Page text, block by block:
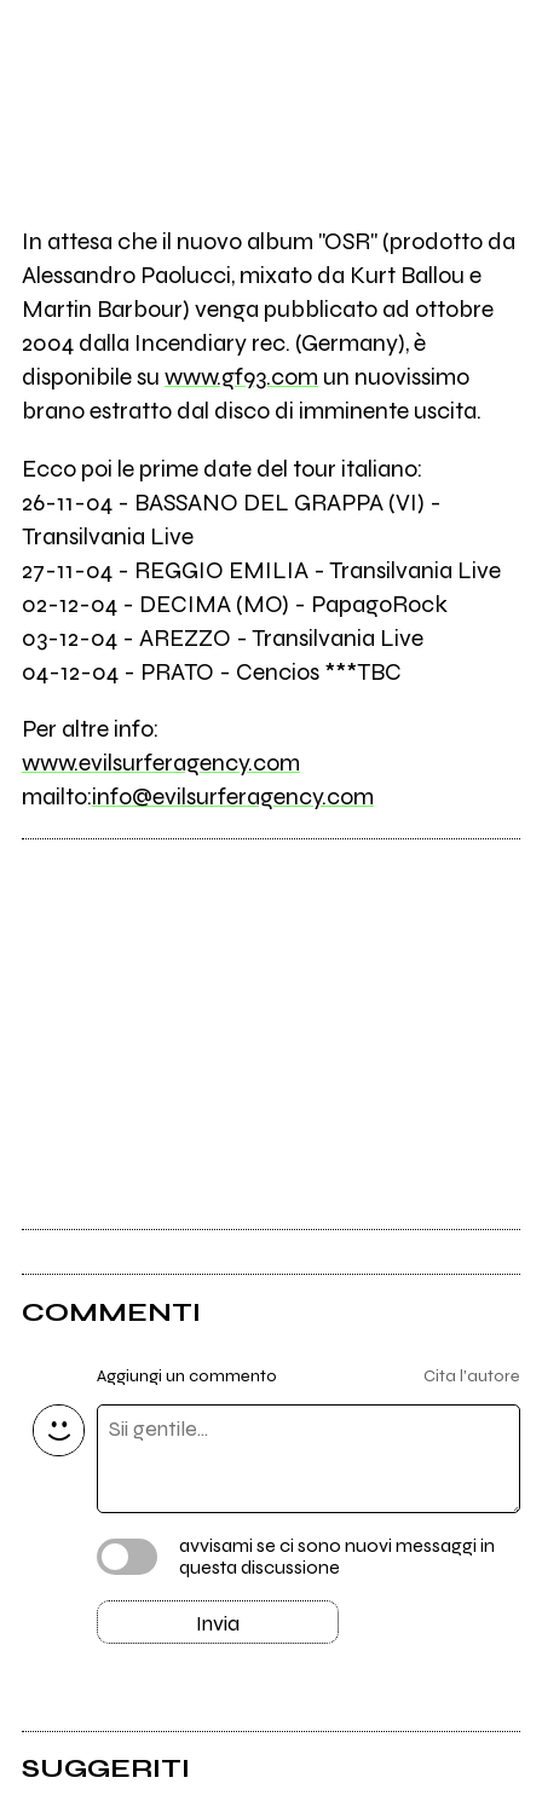
In attesa che il nuovo album "OSR" (prodotto da
Alessandro Paolucci, mixato da Kurt Ballou e
Martin Barbour) venga pubblicato ad ottobre
2004 dalla Incendiary rec. (Germany), è
disponibile su www.gf93.com un nuovissimo
brano estratto dal disco di imminente uscita.
Ecco poi le prime date del tour italiano:
26-11-04 - BASSANO DEL GRAPPA (VI) -
Transilvania Live
27-11-04 - REGGIO EMILIA - Transilvania Live
02-12-04 - DECIMA (MO) - PapagoRock
03-12-04 - AREZZO - Transilvania Live
04-12-04 - PRATO - Cencios ***TBC
Per altre info:
www.evilsurferagency.com
mailto:info@evilsurferagency.com
COMMENTI
Aggiungi un commento Cita l'autore
avvisami se ci sono nuovi messaggi in
questa discussione
Invia
SUGGERITI